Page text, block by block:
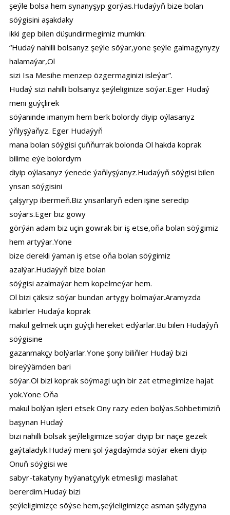
şeýle bolsa hem synanyşyp gorýas.Hudaýyň bize bolan
söýgisini aşakdaky
ikki gep bilen düşundirmegimiz mumkin:
“Hudaý nahilli bolsanyz şeýle söýar,yone şeýle galmagynyzy
halamaýar,Ol
sizi Isa Mesihe menzep özgermaginizi isleýar”.
Hudaý sizi nahilli bolsanyz şeýleliginize söýar.Eger Hudaý
meni güýçlirek
söýaninde imanym hem berk bolordy diyip oýlasanyz
ýňlyşýaňyz. Eger Hudaýyň
mana bolan söýgisi çuňňurrak bolonda Ol hakda koprak
bilime eýe bolordym
diyip oýlasanyz ýenede ýaňlyşýanyz.Hudaýyň söýgisi bilen
ynsan söýgisini
çalşyryp ibermeň.Biz ynsanlaryň eden işine seredip
söýars.Eger biz gowy
görýän adam biz uçin gowrak bir iş etse,oňa bolan söýgimiz
hem artyýar.Yone
bize derekli ýaman iş etse oňa bolan söýgimiz
azalýar.Hudaýyň bize bolan
söýgisi azalmaýar hem kopelmeýar hem.
Ol bizi çäksiz söýar bundan artygy bolmaýar.Aramyzda
käbirler Hudaýa koprak
makul gelmek uçin güýçli hereket edýarlar.Bu bilen Hudaýyň
söýgisine
gazanmakçy bolýarlar.Yone şony biliňler Hudaý bizi
bireýýämden bari
söýar.Ol bizi koprak söýmagi uçin bir zat etmegimize hajat
yok.Yone Oňa
makul bolýan işleri etsek Ony razy eden bolýas.Söhbetimiziň
başynan Hudaý
bizi nahilli bolsak şeýleligimize söýar diyip bir näçe gezek
gaýtaladyk.Hudaý meni şol ýagdaýmda söýar ekeni diyip
Onuň söýgisi we
sabyr-takatyny hyýanatçylyk etmesligi maslahat
bererdim.Hudaý bizi
şeýleligimizçe söýse hem,şeýleligimizçe asman şälygyna